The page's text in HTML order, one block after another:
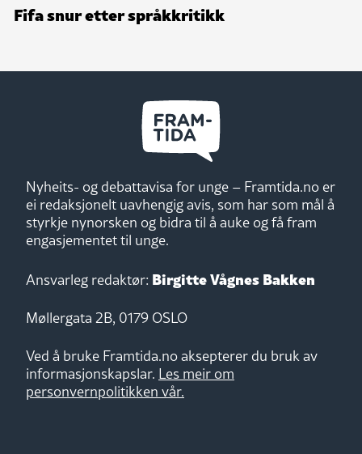
Fifa snur etter språkkritikk
Nyheits- og debattavisa for unge – Framtida.no er
ei redaksjonelt uavhengig avis, som har som mål å
styrkje nynorsken og bidra til å auke og få fram
engasjementet til unge.
Ansvarleg redaktør: Birgitte Vågnes Bakken
Møllergata 2B, 0179 OSLO
Ved å bruke Framtida.no aksepterer du bruk av
informasjonskapslar. Les meir om
personvernpolitikken vår.